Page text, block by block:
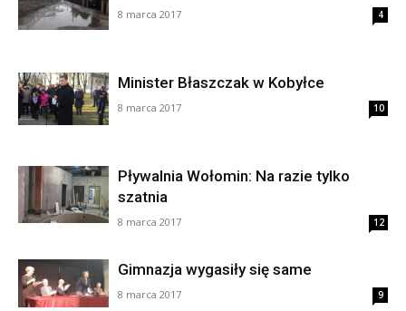
8 marca 2017 4
Minister Błaszczak w Kobyłce
8 marca 2017 10
Pływalnia Wołomin: Na razie tylko
szatnia
8 marca 2017 12
Gimnazja wygasiły się same
8 marca 2017 9